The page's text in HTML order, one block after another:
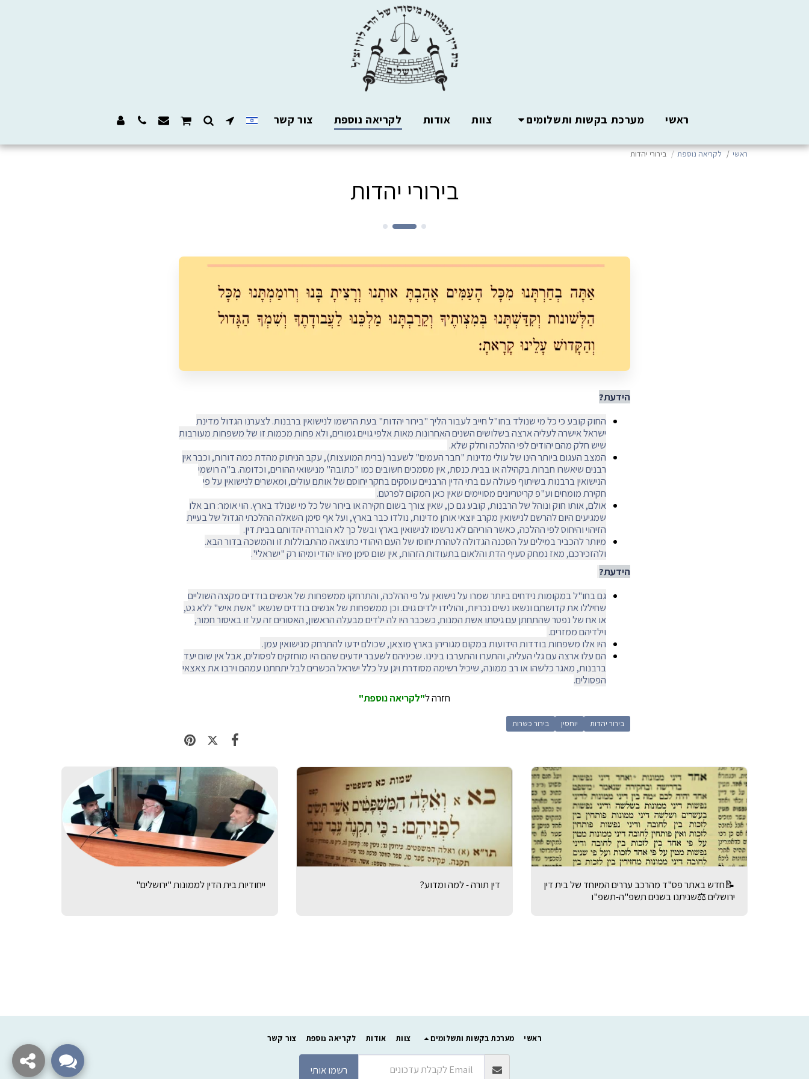
ראשי מערכת בקשות ותשלומים צוות אודות לקריאה נוספת צור קשר
ראשי לקריאה נוספת בירורי יהדות
בירורי יהדות
הידעת?
החוק קובע כי כל מי שנולד בחו"ל חייב לעבור הליך "בירור יהדות" בעת הרשמו לנישואין ברבנות. לצערנו הגדול מדינת
ישראל אישרה לעליה ארצה בשלושים השנים האחרונות מאות אלפי גויים גמורים, ולא פחות מכמות זו של משפחות מעורבות
שיש חלק מהם יהודים לפי ההלכה וחלק שלא.
המצב העגום ביותר הינו של עולי מדינות "חבר העמים" לשעבר (ברית המועצות), עקב הניתוק מהדת כמה דורות, וכבר אין
רבנים שיאשרו חברות בקהילה או בבית כנסת, אין מסמכים חשובים כמו "כתובה" מנישואי ההורים, וכדומה. ב"ה רושמי
הנישואין ברבנות בשיתוף פעולה עם בתי הדין הרבניים עוסקים בחקר יחוסם של אותם עולים, ומאשרים לנישואין על פי
חקירת מומחים וע"פ קריטריונים מסויימים שאין כאן המקום לפרטם.
אולם, אותו חוק ונוהל של הרבנות, קובע גם כן, שאין צורך בשום חקירה או בירור של כל מי שנולד בארץ. הוי אומר: רוב אלו
שמגיעים היום להרשם לנישואין מקרב יוצאי אותן מדינות, נולדו כבר בארץ, ועל אף סימן השאלה ההלכתי הגדול של בעיית
הזיהוי והיחוס לפי ההלכה, כאשר הוריהם לא נרשמו לנישואין בארץ ובשל כך לא הובררה יהדותם בבית דין.
מיותר להכביר במילים על הסכנה הגדולה לטהרת יחוסו של העם היהודי כתוצאה מהתבוללות זו והמשכה בדור הבא.
ולהזכירכם, מאז נמחק סעיף הדת והלאום בתעודות הזהות, אין שום סימן מיהו יהודי ומיהו רק "ישראלי".
הידעת?
גם בחו"ל במקומות נידחים ביותר שמרו על נישואין על פי ההלכה, והתרחקו ממשפחות של אנשים בודדים מקצה השוליים
שחיללו את קדושתם ונשאו נשים נכריות, והולידו ילדים גוים. וכן ממשפחות של אנשים בודדים שנשאו "אשת איש" ללא גט,
או אח של נפטר שהתחתן עם גיסתו אשת המנוח, כשכבר היו לה ילדים מבעלה הראשון, האסורים זה על זו באיסור חמור,
וילדיהם ממזרים.
היו אלו משפחות בודדות הידועות במקום מגוריהן בארץ מוצאן, שכולם ידעו להתרחק מנישואין עמן.
הם עלו ארצה עם גלי העליה, והתערו והתערבו בינינו. שכיניהם לשעבר יודעים שהם היו מוחזקים לפסולים, אבל אין שום יעד
ברבנות, מאגר כלשהו או רב ממונה, שיכיל רשימה מסודרת ויגן על כלל ישראל הכשרים לבל יתחתנו עמהם וירבו את צאצאי
הפסולים.
חזרה ל"לקריאה נוספת"
בירור יהדות יוחסין בירור כשרות
📝חדש באתר פס"ד מהרכב עררים המיוחד של בית דין
ירושלים ⚖️שניתנו בשנים תשפ"ה-תשפ"ו
דין תורה - למה ומדוע? ייחודיות בית הדין לממונות "ירושלים"
ראשי מערכת בקשות ותשלומים צוות אודות לקריאה נוספת צור קשר
רשמו אותי